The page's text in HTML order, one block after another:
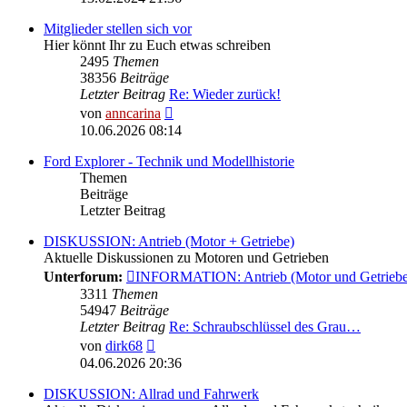
Mitglieder stellen sich vor
Hier könnt Ihr zu Euch etwas schreiben
2495 Themen
38356 Beiträge
Letzter Beitrag Re: Wieder zurück!
von anncarina
Beitrag
10.06.2026 08:14
Ford Explorer - Technik und Modellhistorie
Themen
Beiträge
Letzter Beitrag
DISKUSSION: Antrieb (Motor + Getriebe)
Aktuelle Diskussionen zu Motoren und Getrieben
Unterforum:
INFORMATION: Antrieb (Motor und
3311 Themen
54947 Beiträge
Letzter Beitrag Re: Schraubschlüssel des Grau…
von dirk68
Beitrag
04.06.2026 20:36
DISKUSSION: Allrad und Fahrwerk